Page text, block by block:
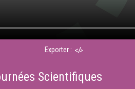
Exporter :
Scientifiques